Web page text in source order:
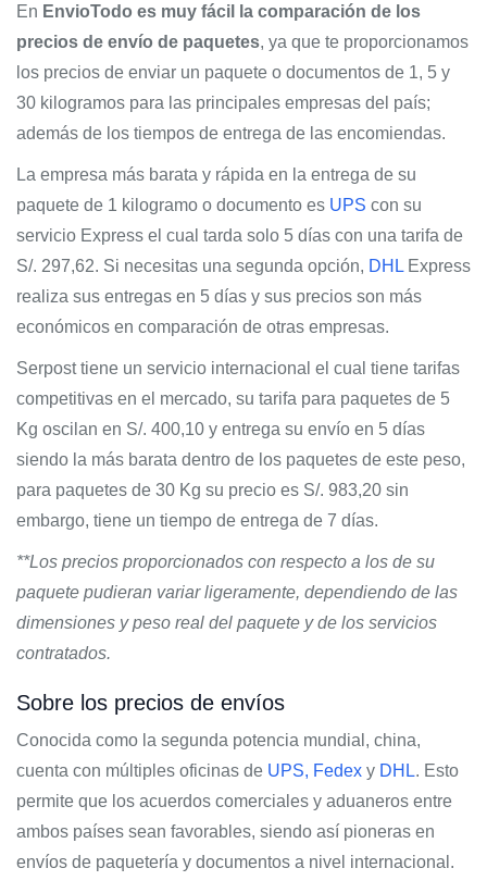
En EnvioTodo es muy fácil la comparación de los
precios de envío de paquetes, ya que te proporcionamos
los precios de enviar un paquete o documentos de 1, 5 y
30 kilogramos para las principales empresas del país;
además de los tiempos de entrega de las encomiendas.
La empresa más barata y rápida en la entrega de su
paquete de 1 kilogramo o documento es UPS con su
servicio Express el cual tarda solo 5 días con una tarifa de
S/. 297,62. Si necesitas una segunda opción, DHL Express
realiza sus entregas en 5 días y sus precios son más
económicos en comparación de otras empresas.
Serpost tiene un servicio internacional el cual tiene tarifas
competitivas en el mercado, su tarifa para paquetes de 5
Kg oscilan en S/. 400,10 y entrega su envío en 5 días
siendo la más barata dentro de los paquetes de este peso,
para paquetes de 30 Kg su precio es S/. 983,20 sin
embargo, tiene un tiempo de entrega de 7 días.
**Los precios proporcionados con respecto a los de su
paquete pudieran variar ligeramente, dependiendo de las
dimensiones y peso real del paquete y de los servicios
contratados.
Sobre los precios de envíos
Conocida como la segunda potencia mundial, china,
cuenta con múltiples oficinas de UPS, Fedex y DHL. Esto
permite que los acuerdos comerciales y aduaneros entre
ambos países sean favorables, siendo así pioneras en
envíos de paquetería y documentos a nivel internacional.